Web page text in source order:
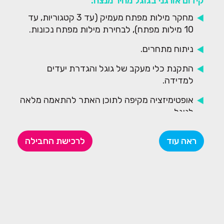
מחקר מילות מפתח מעמיק (עד 3 קטגוריות, עד
10 מילות מפתח), לבחירת מילות מפתח נכונות.
ניתוח מתחרים.
התקנת כלי מעקב של גוגל והגדרת יעדים
למדידה.
אופטימיזציה מקיפה לתוכן האתר להתאמה מלאה
לגוגל.
אופטימיזציה לקוד האתר (במגבלות מערכת
הניהול).
ראה עוד לרכישת החבילה